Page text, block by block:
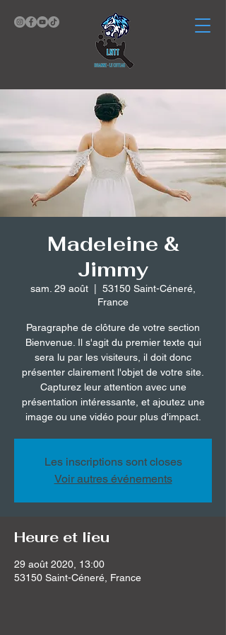
Madeleine &
Jimmy
sam. 29 août
53150 Saint-Céneré,
France
Paragraphe de clôture de votre section
Bienvenue. Il s'agit du premier texte qui
sera lu par les visiteurs, il doit donc
présenter clairement l'objet de votre site.
Capturez leur attention avec une
présentation intéressante, et ajoutez une
image ou une vidéo pour plus d'impact.
Les inscriptions sont closes
Voir autres événements
Heure et lieu
29 août 2020, 13:00
53150 Saint-Céneré, France